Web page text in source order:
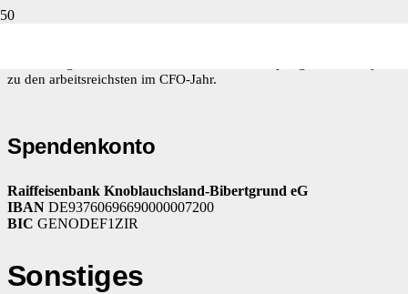
zu den arbeitsreichsten im CFO-Jahr.
Spendenkonto
Raiffeisenbank Knoblauchsland-Bibertgrund eG
IBAN DE93760696690000007200
BIC GENODEF1ZIR
Sonstiges